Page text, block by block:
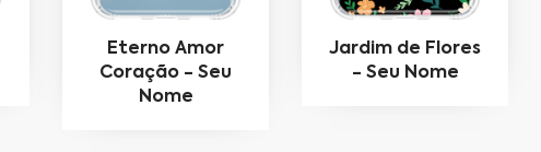
Eterno Amor
Coração - Seu
Nome
Jardim de Flores
- Seu Nome